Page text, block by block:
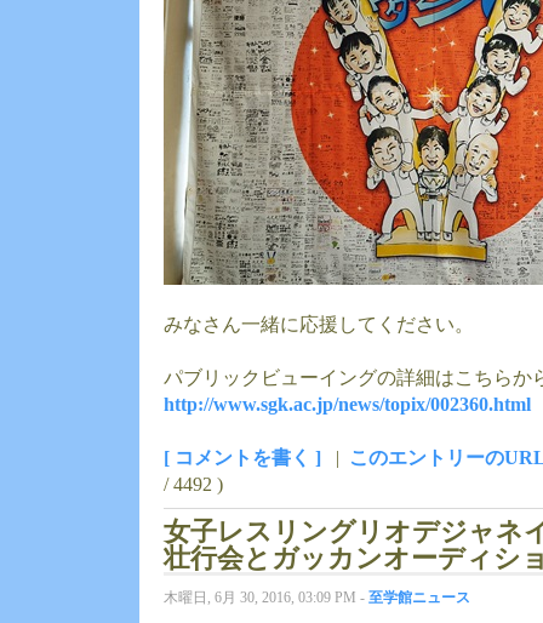
みなさん一緒に応援してください。
パブリックビューイングの詳細はこちらか
http://www.sgk.ac.jp/news/topix/002360.html
[ コメントを書く ] | このエントリーの
/ 4492 )
女子レスリングリオデジャネ
壮行会とガッカンオーディシ
木曜日, 6月 30, 2016, 03:09 PM - 至学館ニュース